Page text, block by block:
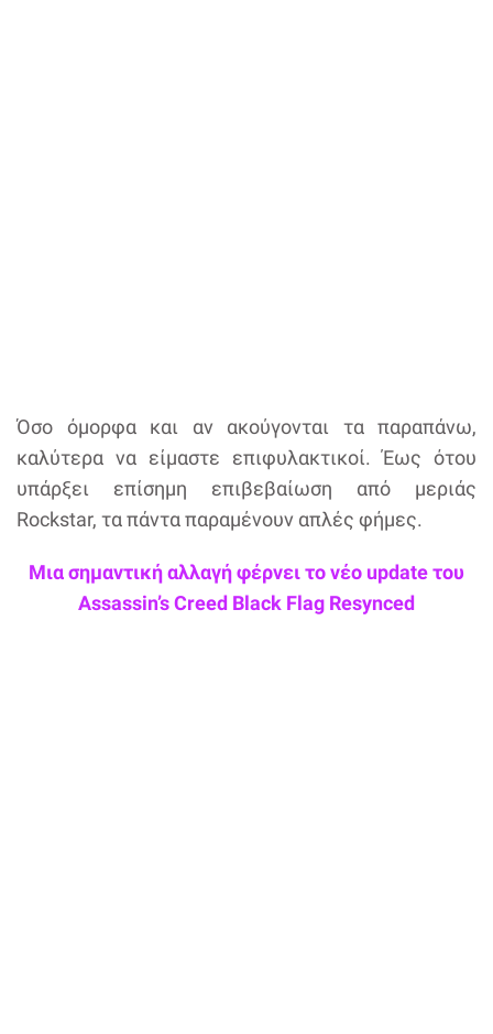
Όσο όμορφα και αν ακούγονται τα παραπάνω,
καλύτερα να είμαστε επιφυλακτικοί. Έως ότου
υπάρξει επίσημη επιβεβαίωση από μεριάς
Rockstar, τα πάντα παραμένουν απλές φήμες.
Μια σημαντική αλλαγή φέρνει το νέο update του
Assassin’s Creed Black Flag Resynced